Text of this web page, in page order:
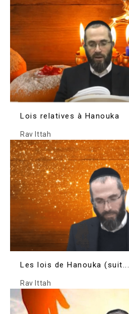
Lois relatives à Hanouka
Rav Ittah
Les lois de Hanouka (suit...
Rav Ittah